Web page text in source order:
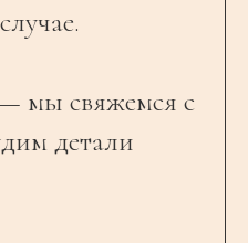
— мы свяжемся с
детали